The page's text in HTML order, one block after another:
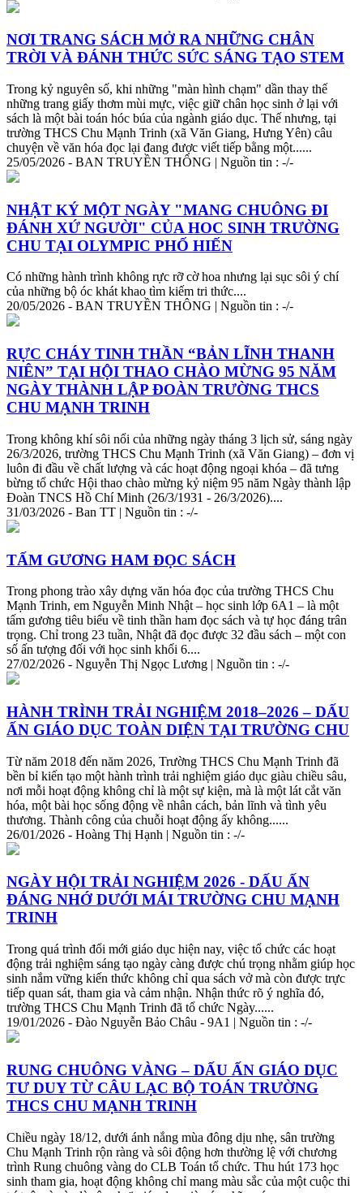
NƠI TRANG SÁCH MỞ RA NHỮNG CHÂN
TRỜI VÀ ĐÁNH THỨC SỨC SÁNG TẠO STEM
Trong kỷ nguyên số, khi những "màn hình chạm" dần thay thế
những trang giấy thơm mùi mực, việc giữ chân học sinh ở lại với
sách là một bài toán hóc búa của ngành giáo dục. Thế nhưng, tại
trường THCS Chu Mạnh Trinh (xã Văn Giang, Hưng Yên) câu
chuyện về văn hóa đọc lại đang được viết tiếp bằng một......
25/05/2026 - BAN TRUYỀN THÔNG | Nguồn tin : -/-
NHẬT KÝ MỘT NGÀY "MANG CHUÔNG ĐI
ĐÁNH XỨ NGƯỜI" CỦA HOC SINH TRƯỜNG
CHU TẠI OLYMPIC PHỐ HIẾN
Có những hành trình không rực rỡ cờ hoa nhưng lại sục sôi ý chí
của những bộ óc khát khao tìm kiếm tri thức....
20/05/2026 - BAN TRUYỀN THÔNG | Nguồn tin : -/-
RỰC CHÁY TINH THẦN “BẢN LĨNH THANH
NIÊN” TẠI HỘI THAO CHÀO MỪNG 95 NĂM
NGÀY THÀNH LẬP ĐOÀN TRƯỜNG THCS
CHU MẠNH TRINH
Trong không khí sôi nổi của những ngày tháng 3 lịch sử, sáng ngày
26/3/2026, trường THCS Chu Mạnh Trinh (xã Văn Giang) – đơn vị
luôn đi đầu về chất lượng và các hoạt động ngoại khóa – đã tưng
bừng tổ chức Hội thao chào mừng kỷ niệm 95 năm Ngày thành lập
Đoàn TNCS Hồ Chí Minh (26/3/1931 - 26/3/2026)....
31/03/2026 - Ban TT | Nguồn tin : -/-
TẤM GƯƠNG HAM ĐỌC SÁCH
Trong phong trào xây dựng văn hóa đọc của trường THCS Chu
Mạnh Trinh, em Nguyễn Minh Nhật – học sinh lớp 6A1 – là một
tấm gương tiêu biểu về tinh thần ham đọc sách và tự học đáng trân
trọng. Chỉ trong 23 tuần, Nhật đã đọc được 32 đầu sách – một con
số ấn tượng đối với học sinh khối 6....
27/02/2026 - Nguyễn Thị Ngọc Lương | Nguồn tin : -/-
HÀNH TRÌNH TRẢI NGHIỆM 2018–2026 – DẤU
ẤN GIÁO DỤC TOÀN DIỆN TẠI TRƯỜNG CHU
Từ năm 2018 đến năm 2026, Trường THCS Chu Mạnh Trinh đã
bền bỉ kiến tạo một hành trình trải nghiệm giáo dục giàu chiều sâu,
nơi mỗi hoạt động không chỉ là một sự kiện, mà là một lát cắt văn
hóa, một bài học sống động về nhân cách, bản lĩnh và tình yêu
thương. Thành công của chuỗi hoạt động ấy không......
26/01/2026 - Hoàng Thị Hạnh | Nguồn tin : -/-
NGÀY HỘI TRẢI NGHIỆM 2026 - DẤU ẤN
ĐÁNG NHỚ DƯỚI MÁI TRƯỜNG CHU MẠNH
TRINH
Trong quá trình đổi mới giáo dục hiện nay, việc tổ chức các hoạt
động trải nghiệm sáng tạo ngày càng được chú trọng nhằm giúp học
sinh nắm vững kiến thức không chỉ qua sách vở mà còn được trực
tiếp quan sát, tham gia và cảm nhận. Nhận thức rõ ý nghĩa đó,
trường THCS Chu Mạnh Trinh đã tổ chức Ngày......
19/01/2026 - Đào Nguyễn Bảo Châu - 9A1 | Nguồn tin : -/-
RUNG CHUÔNG VÀNG – DẤU ẤN GIÁO DỤC
TƯ DUY TỪ CÂU LẠC BỘ TOÁN TRƯỜNG
THCS CHU MẠNH TRINH
Chiều ngày 18/12, dưới ánh nắng mùa đông dịu nhẹ, sân trường
Chu Mạnh Trinh rộn ràng và sôi động hơn thường lệ với chương
trình Rung chuông vàng do CLB Toán tổ chức. Thu hút 173 học
sinh tham gia, hoạt động không chỉ mang màu sắc của một cuộc thi